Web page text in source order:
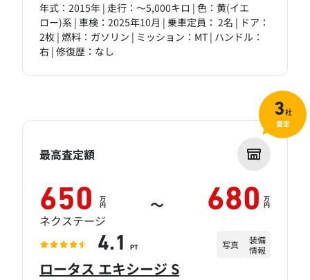
年式：2015年 | 走行：～5,000キロ | 色：黄(イエ
ロー)系 | 車検：2025年10月 | 乗車定員： 2名 | ドア：
2枚 | 燃料：ガソリン | ミッション：MT | ハンドル：
右 | 修復歴：なし
ロータス エキシージ S
最高査定額
650 万
円 ～ 680 万
円
ネクステージ
4.1 PT 写真
装備
情報
3社
査定